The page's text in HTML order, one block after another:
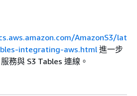
AmazonS3/lat
integrating-aws.html 進一步
務與 S3 Tables 連線。